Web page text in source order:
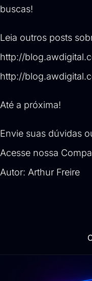
buscas!
Leia outros posts
http://
http://
Até a próxima!
Envie suas dúvidas
Acesse nossa
Autor: Arthur Freire